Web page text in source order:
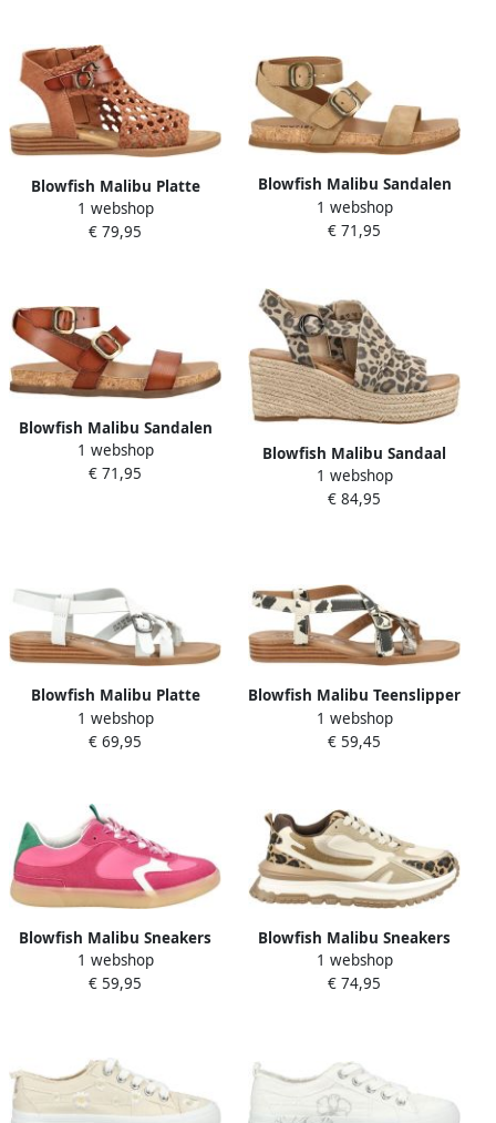
Blowfish Malibu Platte
sandalen
1 webshop
€ 79,95
Blowfish Malibu Sandalen
1 webshop
€ 71,95
Blowfish Malibu Sandalen
met riem 'LAWSON' cognac
1 webshop
€ 71,95
Blowfish Malibu Sandaal
'AMIRA' beige camel zwart
1 webshop
€ 84,95
Blowfish Malibu Platte
sandalen
1 webshop
€ 69,95
Blowfish Malibu Teenslipper
'April' brons zwart offwhite
1 webshop
€ 59,45
Blowfish Malibu Sneakers
laag 'TASTIC' pink lichtroze
wit
1 webshop
€ 59,95
Blowfish Malibu Sneakers
laag 'LEO' beige grijs zwart
wit
1 webshop
€ 74,95